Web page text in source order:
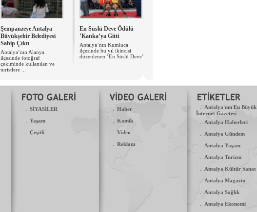
Şempanzeye Antalya
Büyükşehir Belediyesi
Sahip Çıktı
Antalya’nın Alanya
ilçesinde fotoğraf
çekiminde kullanılan ve
turistlere ...
En Süslü Deve Ödülü
’Kanka’ya Gitti
Antalya’nın Kumluca
ilçesinde bu yıl ikincisi
düzenlenen ’En Süslü Deve’
. SİYASİLER
. Yaşam
. Çeşitli
. Haber
. Komik
. Video
. Reklam
. Antalya'nın En Büyük
İnternet Gazetesi
. Antalya Haberleri
. Antalya Gündem
. Antalya Yaşam
. Antalya Turizm
. Antalya Kültür Sanat
. Antalya Magazin
. Antalya Sağlık
. Antalya Ekonomi